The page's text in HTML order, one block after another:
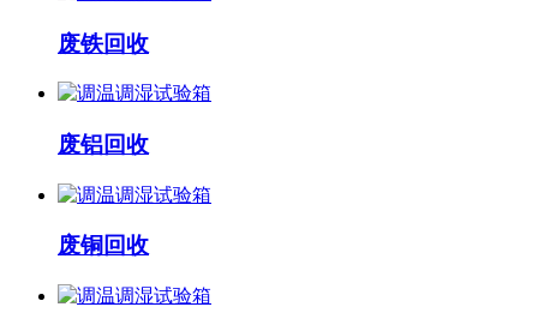
废铁回收
废铝回收
废铜回收